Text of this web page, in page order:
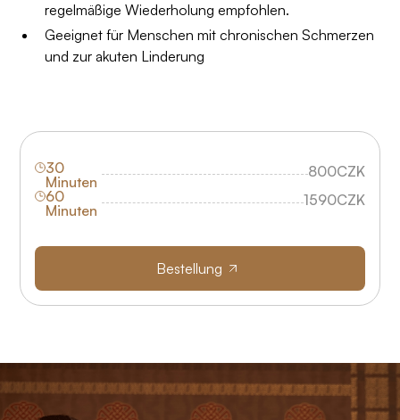
regelmäßige Wiederholung empfohlen.
Geeignet für Menschen mit chronischen Schmerzen
und zur akuten Linderung
30
Minuten
800CZK
60
Minuten
1590CZK
Bestellung